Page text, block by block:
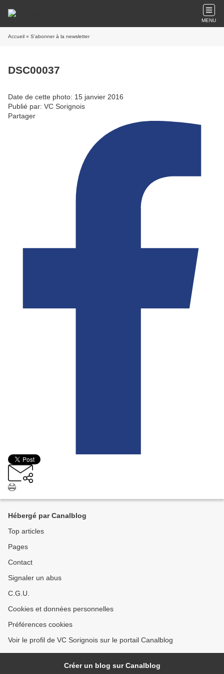
MENU
Accueil » S'abonner à la newsletter
DSC00037
Date de cette photo: 15 janvier 2016
Publié par: VC Sorignois
Partager
Hébergé par Canalblog
Top articles
Pages
Contact
Signaler un abus
C.G.U.
Cookies et données personnelles
Préférences cookies
Voir le profil de VC Sorignois sur le portail Canalblog
Créer un blog sur Canalblog